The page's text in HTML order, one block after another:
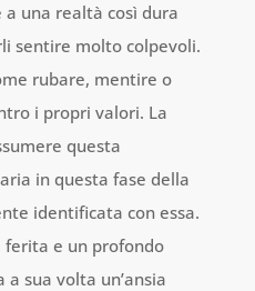
una realtà così dura
sentire molto colpevoli.
rubare, mentire o
i propri valori. La
questa
in questa fase della
identificata con essa.
ferita e un profondo
a sua volta un’ansia